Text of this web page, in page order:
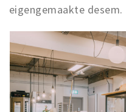
eigengemaakte desem.